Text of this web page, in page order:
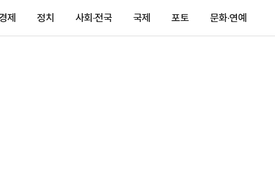
제 정치 사회·전국 국제 포토 문화·연예